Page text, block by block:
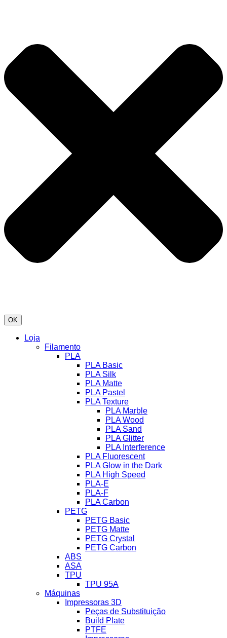
OK
Loja
Filamento
PLA
PLA Basic
PLA Silk
PLA Matte
PLA Pastel
PLA Texture
PLA Marble
PLA Wood
PLA Sand
PLA Glitter
PLA Interference
PLA Fluorescent
PLA Glow in the Dark
PLA High Speed
PLA-E
PLA-F
PLA Carbon
PETG
PETG Basic
PETG Matte
PETG Crystal
PETG Carbon
ABS
ASA
TPU
TPU 95A
Máquinas
Impressoras 3D
Peças de Substituição
Build Plate
PTFE